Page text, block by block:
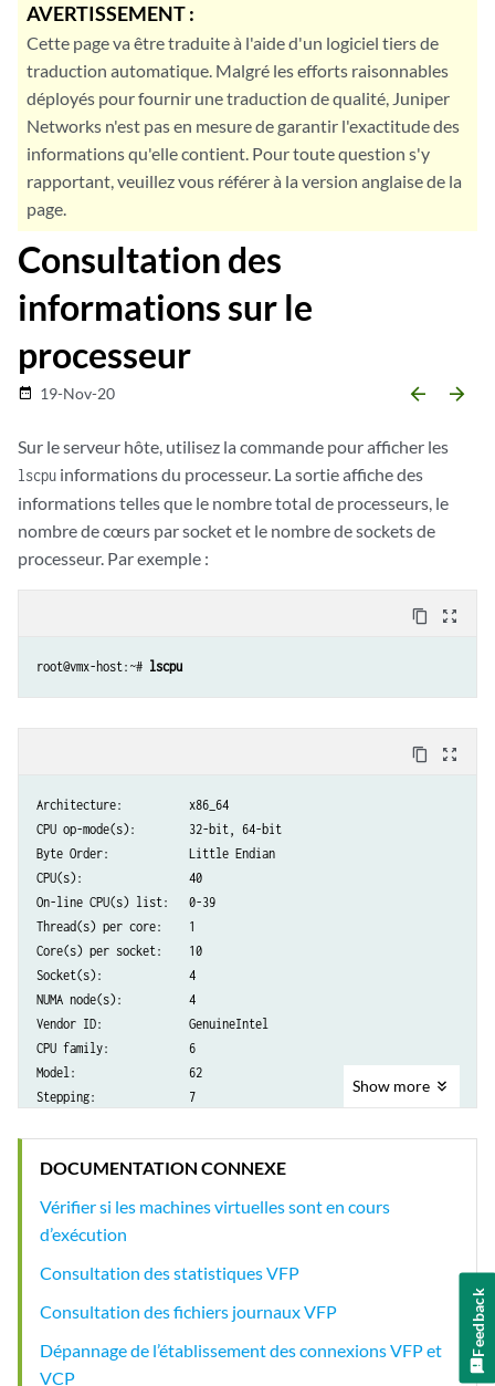
AVERTISSEMENT :
Cette page va être traduite à l'aide d'un logiciel tiers de
traduction automatique. Malgré les efforts raisonnables
déployés pour fournir une traduction de qualité, Juniper
Networks n'est pas en mesure de garantir l'exactitude des
informations qu'elle contient. Pour toute question s'y
rapportant, veuillez vous référer à la version anglaise de la
page.
Consultation des
informations sur le
processeur
date_range 19-Nov-20 arrow_backward arrow_forward
Sur le serveur hôte, utilisez la commande pour afficher les
lscpu informations du processeur. La sortie affiche des
informations telles que le nombre total de processeurs, le
nombre de cœurs par socket et le nombre de sockets de
processeur. Par exemple :
content_copy zoom_out_map
root@vmx-host:~# lscpu
content_copy zoom_out_map
Architecture:          x86_64
CPU op-mode(s):        32-bit, 64-bit
Byte Order:            Little Endian
CPU(s):                40
On-line CPU(s) list:   0-39
Thread(s) per core:    1
Core(s) per socket:    10
Socket(s):             4
NUMA node(s):          4
Vendor ID:             GenuineIntel
CPU family:            6
Model:                 62
Stepping:              7
Virtualization:        VT-x
L1i cache:             32K
L2 cache:              256K
L3 cache:              38400K
NUMA node1 CPU(s):     1,5,9,13,17,21,25,29,33,37
NUMA node2 CPU(s):     2,6,10,14,18,22,26,30,34,38
Show more
DOCUMENTATION CONNEXE
Vérifier si les machines virtuelles sont en cours
d’exécution
Consultation des statistiques VFP
Consultation des fichiers journaux VFP
Dépannage de l’établissement des connexions VFP et
VCP
Feedback